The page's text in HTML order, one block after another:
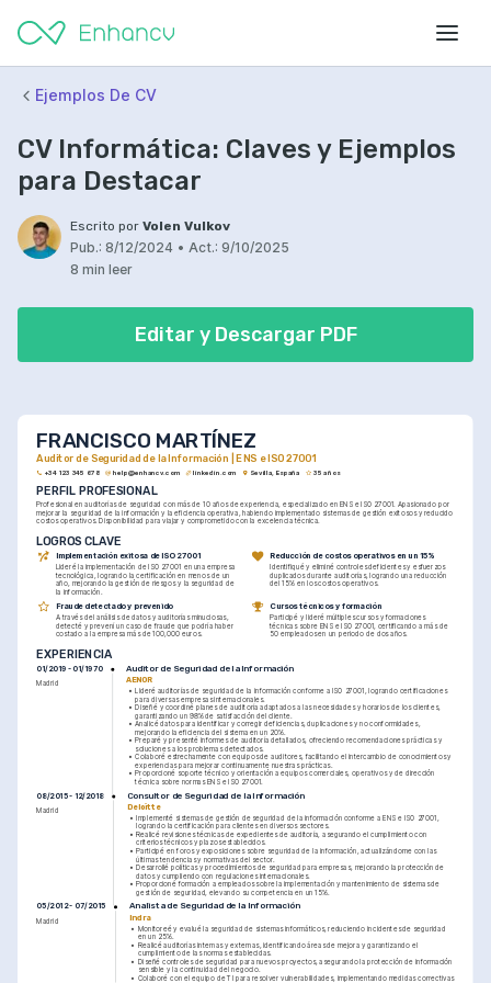
Ejemplos De CV
CV Informática: Claves y Ejemplos
para Destacar
Escrito por Volen Vulkov
Pub.: 8/12/2024 • Act.: 9/10/2025
8 min leer
Editar y Descargar PDF
FRANCISCO MARTÍNEZ
Auditor de Seguridad de la Información | ENS e ISO 27001
+34 123 345 678 help@enhancv.com linkedin.com Sevilla, España 35 años
PERFIL PROFESIONAL
Profesional en auditorías de seguridad con más de 10 años de experiencia, especializado en ENS e ISO 27001. Apasionado por
mejorar la seguridad de la información y la eficiencia operativa, habiendo implementado sistemas de gestión exitosos y reducido
costos operativos. Disponibilidad para viajar y comprometido con la excelencia técnica.
LOGROS CLAVE
Implementación exitosa de ISO 27001
Lideré la implementación de ISO 27001 en una empresa
tecnológica, logrando la certificación en menos de un
año, mejorando la gestión de riesgos y la seguridad de
la información.
Reducción de costos operativos en un 15%
Identifiqué y eliminé controles deficientes y esfuerzos
duplicados durante auditorías, logrando una reducción
del 15% en los costos operativos.
Fraude detectado y prevenido
A través del análisis de datos y auditorías minuciosas,
detecté y prevení un caso de fraude que podría haber
costado a la empresa más de 100,000 euros.
Cursos técnicos y formación
Participé y lideré múltiples cursos y formaciones
técnicas sobre ENS e ISO 27001, certificando a más de
50 empleados en un periodo de dos años.
EXPERIENCIA
01/2019 - 01/1970
Madrid
Auditor de Seguridad de la Información
AENOR
•
Lideré auditorías de seguridad de la información conforme a ISO 27001, logrando certificaciones
para diversas empresas internacionales.
• Diseñé y coordiné planes de auditoría adaptados a las necesidades y horarios de los clientes,
garantizando un 98% de satisfacción del cliente.
• Analicé datos para identificar y corregir deficiencias, duplicaciones y no conformidades,
mejorando la eficiencia del sistema en un 20%.
• Preparé y presenté informes de auditoría detallados, ofreciendo recomendaciones prácticas y
soluciones a los problemas detectados.
• Colaboré estrechamente con equipos de auditores, facilitando el intercambio de conocimientos y
experiencias para mejorar continuamente nuestras prácticas.
• Proporcioné soporte técnico y orientación a equipos comerciales, operativos y de dirección
técnica sobre normas ENS e ISO 27001.
08/2015 - 12/2018
Madrid
Consultor de Seguridad de la Información
Deloitte
• Implementé sistemas de gestión de seguridad de la información conforme a ENS e ISO 27001,
logrando la certificación para clientes en diversos sectores.
• Realicé revisiones técnicas de expedientes de auditoría, asegurando el cumplimiento con
criterios técnicos y plazos establecidos.
• Participé en foros y exposiciones sobre seguridad de la información, actualizándome con las
últimas tendencias y normativas del sector.
• Desarrollé políticas y procedimientos de seguridad para empresas, mejorando la protección de
datos y cumpliendo con regulaciones internacionales.
• Proporcioné formación a empleados sobre la implementación y mantenimiento de sistemas de
gestión de seguridad, elevando su competencia en un 15%.
05/2012 - 07/2015
Madrid
Analista de Seguridad de la Información
Indra
• Monitoreé y evalué la seguridad de sistemas informáticos, reduciendo incidentes de seguridad
en un 25%.
• Realicé auditorías internas y externas, identificando áreas de mejora y garantizando el
cumplimiento de las normas establecidas.
• Diseñé controles de seguridad para nuevos proyectos, asegurando la protección de información
sensible y la continuidad del negocio.
• Colaboré con el equipo de TI para resolver vulnerabilidades, implementando medidas correctivas